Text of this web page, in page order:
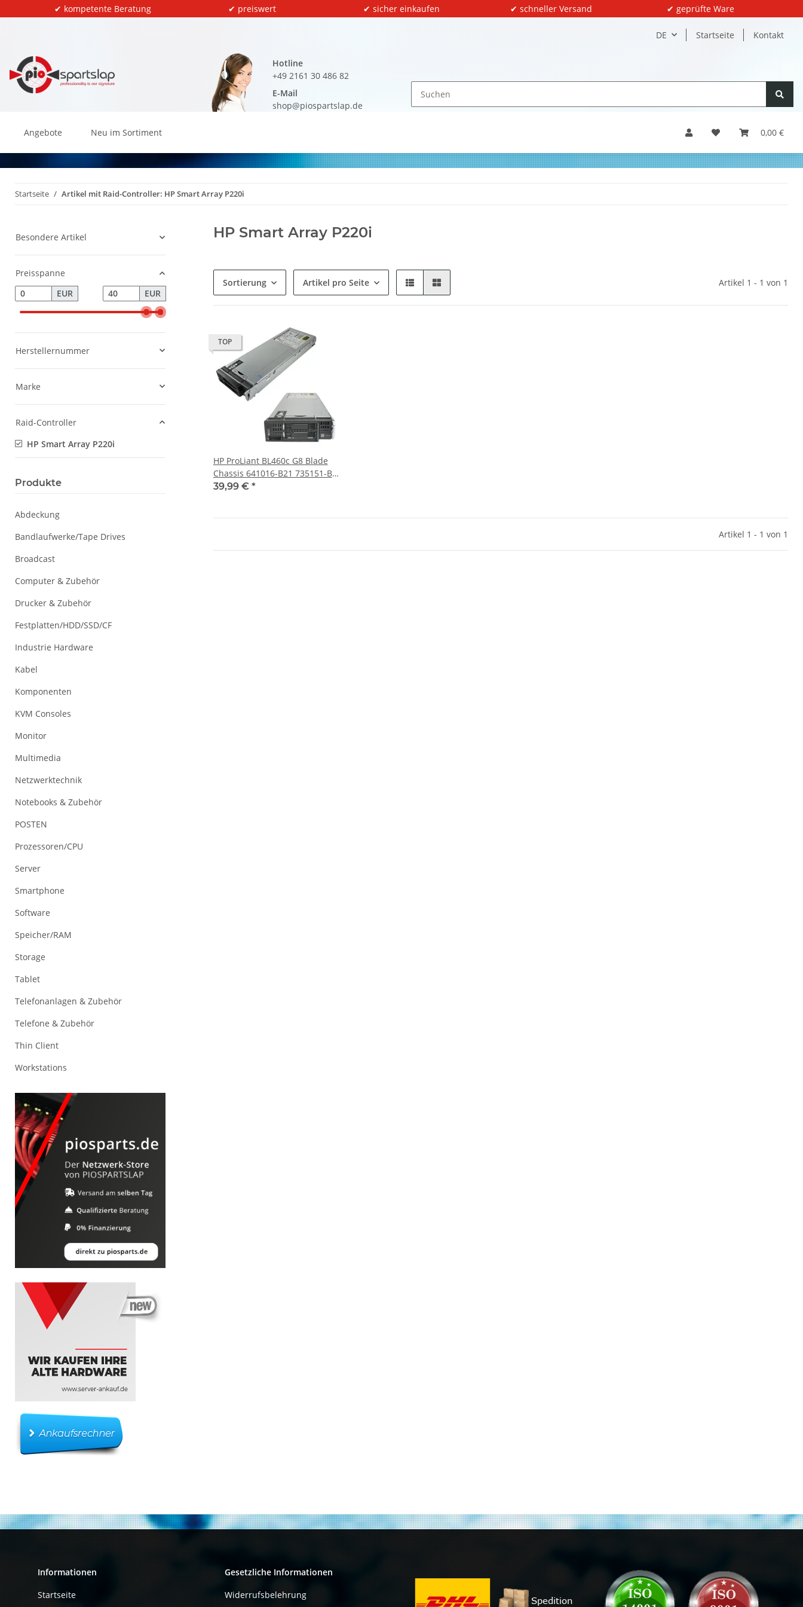
✔ kompetente Beratung ✔ preiswert ✔ sicher einkaufen ✔ schneller Versand ✔ geprüfte Ware
DE Startseite Kontakt
Hotline
+49 2161 30 486 82
E-Mail
shop@piospartslap.de
0,00 €
Angebote Neu im Sortiment
Startseite Artikel mit Raid-Controller: HP Smart Array P220i
HP Smart Array P220i
Sortierung Artikel pro Seite Artikel 1 - 1 von 1
TOP
HP ProLiant BL460c G8 Blade
Chassis 641016-B21 735151-B21
Smart Array P220i
39,99 € *
Artikel 1 - 1 von 1
Besondere Artikel
Preisspanne
EUR
EUR
Herstellernummer
Marke
Raid-Controller
HP Smart Array P220i
Produkte
Abdeckung
Bandlaufwerke/Tape Drives
Broadcast
Computer & Zubehör
Drucker & Zubehör
Festplatten/HDD/SSD/CF
Industrie Hardware
Kabel
Komponenten
KVM Consoles
Monitor
Multimedia
Netzwerktechnik
Notebooks & Zubehör
POSTEN
Prozessoren/CPU
Server
Smartphone
Software
Speicher/RAM
Storage
Tablet
Telefonanlagen & Zubehör
Telefone & Zubehör
Thin Client
Workstations
Informationen
Startseite
Gesetzliche Informationen
Widerrufsbelehrung